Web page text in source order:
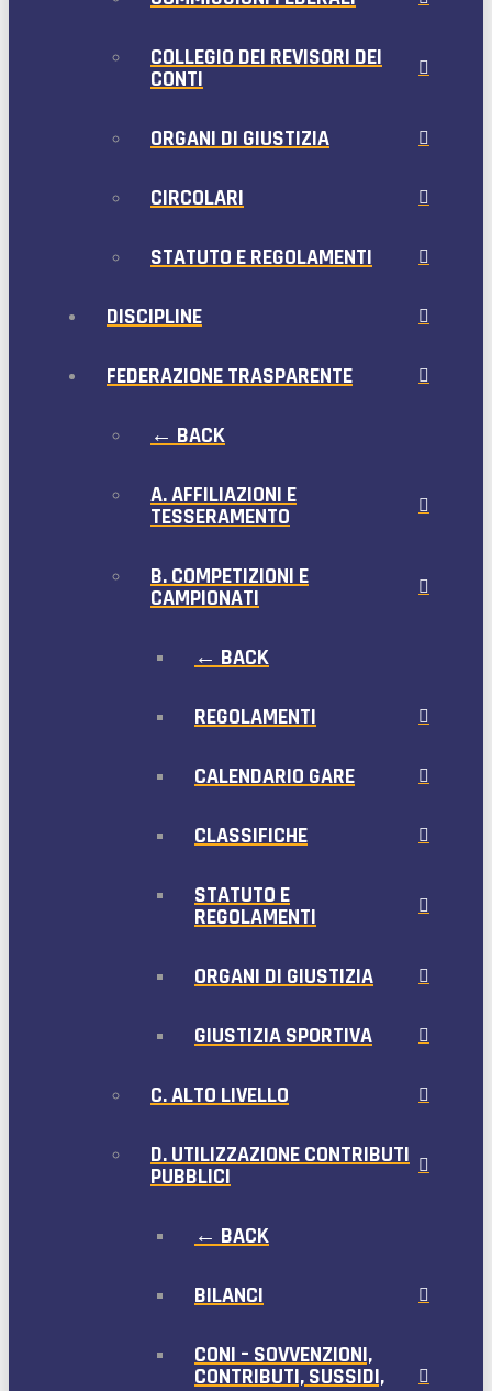
COLLEGIO DEI REVISORI DEI
CONTI
ORGANI DI GIUSTIZIA
CIRCOLARI
STATUTO E REGOLAMENTI
DISCIPLINE
FEDERAZIONE TRASPARENTE
← BACK
A. AFFILIAZIONI E
TESSERAMENTO
B. COMPETIZIONI E
CAMPIONATI
← BACK
REGOLAMENTI
CALENDARIO GARE
CLASSIFICHE
STATUTO E
REGOLAMENTI
ORGANI DI GIUSTIZIA
GIUSTIZIA SPORTIVA
C. ALTO LIVELLO
D. UTILIZZAZIONE CONTRIBUTI
PUBBLICI
← BACK
BILANCI
CONI – SOVVENZIONI,
CONTRIBUTI, SUSSIDI,